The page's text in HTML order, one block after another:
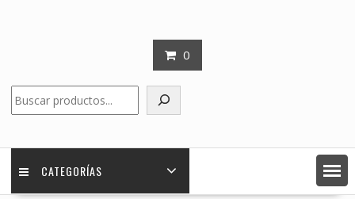
0
CATEGORÍAS